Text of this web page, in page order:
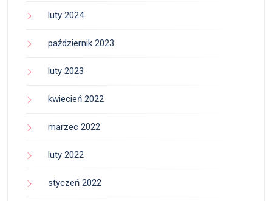
luty 2024
październik 2023
luty 2023
kwiecień 2022
marzec 2022
luty 2022
styczeń 2022